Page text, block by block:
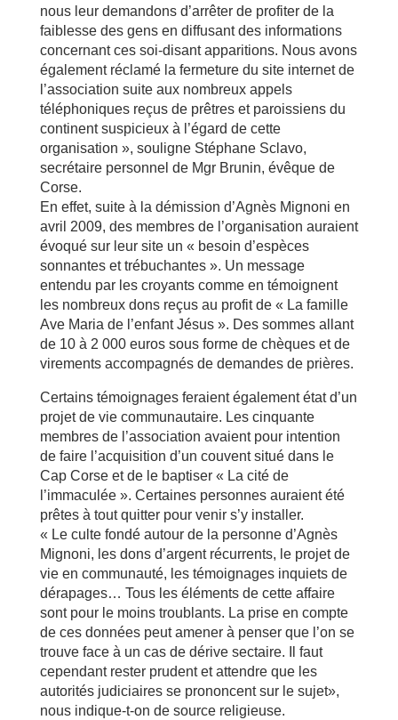
nous leur demandons d’arrêter de profiter de la
faiblesse des gens en diffusant des informations
concernant ces soi-disant apparitions. Nous avons
également réclamé la fermeture du site internet de
l’association suite aux nombreux appels
téléphoniques reçus de prêtres et paroissiens du
continent suspicieux à l’égard de cette
organisation », souligne Stéphane Sclavo,
secrétaire personnel de Mgr Brunin, évêque de
Corse.
En effet, suite à la démission d’Agnès Mignoni en
avril 2009, des membres de l’organisation auraient
évoqué sur leur site un « besoin d’espèces
sonnantes et trébuchantes ». Un message
entendu par les croyants comme en témoignent
les nombreux dons reçus au profit de « La famille
Ave Maria de l’enfant Jésus ». Des sommes allant
de 10 à 2 000 euros sous forme de chèques et de
virements accompagnés de demandes de prières.
Certains témoignages feraient également état d’un
projet de vie communautaire. Les cinquante
membres de l’association avaient pour intention
de faire l’acquisition d’un couvent situé dans le
Cap Corse et de le baptiser « La cité de
l’immaculée ». Certaines personnes auraient été
prêtes à tout quitter pour venir s’y installer.
« Le culte fondé autour de la personne d’Agnès
Mignoni, les dons d’argent récurrents, le projet de
vie en communauté, les témoignages inquiets de
dérapages… Tous les éléments de cette affaire
sont pour le moins troublants. La prise en compte
de ces données peut amener à penser que l’on se
trouve face à un cas de dérive sectaire. Il faut
cependant rester prudent et attendre que les
autorités judiciaires se prononcent sur le sujet»,
nous indique-t-on de source religieuse.